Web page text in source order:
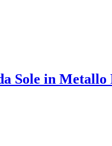
Sole in Metallo